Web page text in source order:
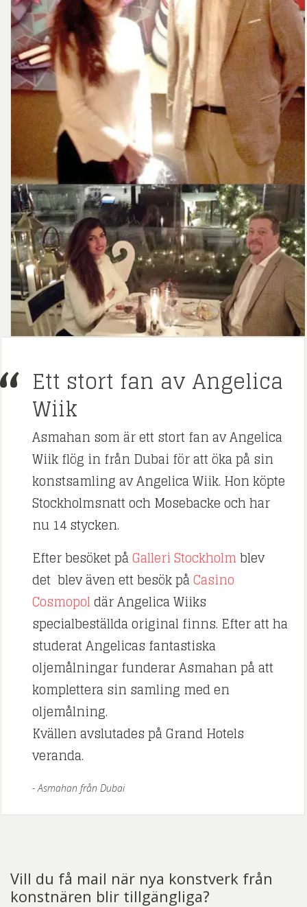
Ett stort fan av Angelica
Wiik
Asmahan som är ett stort fan av Angelica
Wiik flög in från Dubai för att öka på sin
konstsamling av Angelica Wiik. Hon köpte
Stockholmsnatt och Mosebacke och har
nu 14 stycken.
Efter besöket påGalleri Stockholmblev
det blev även ett besök påCasino
Cosmopoldär Angelica Wiiks
specialbeställda original finns. Efter att ha
studerat Angelicas fantastiska
oljemålningar funderar Asmahan på att
komplettera sin samling med en
oljemålning.
Kvällen avslutades på Grand Hotels
veranda.
Asmahan från Dubai
Vill du få mail när nya konstverk från
konstnären blir tillgängliga?